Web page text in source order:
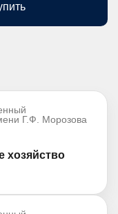
Г.Ф. Морозова
хозяйство